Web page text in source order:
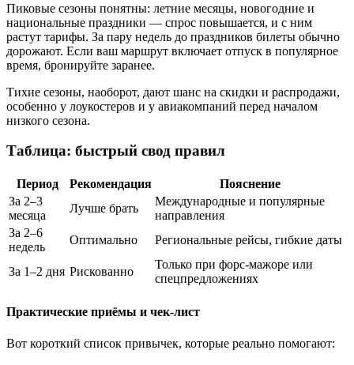
Пиковые сезоны понятны: летние месяцы, новогодние и
национальные праздники — спрос повышается, и с ним
растут тарифы. За пару недель до праздников билеты обычно
дорожают. Если ваш маршрут включает отпуск в популярное
время, бронируйте заранее.
Тихие сезоны, наоборот, дают шанс на скидки и распродажи,
особенно у лоукостеров и у авиакомпаний перед началом
низкого сезона.
Таблица: быстрый свод правил
Период Рекомендация
Пояснение
За 2–3
месяца
Лучше брать
Международные и популярные
направления
За 2–6
недель
Оптимально Региональные рейсы, гибкие даты
За 1–2 дня Рискованно
Только при форс-мажоре или
спецпредложениях
Практические приёмы и чек-лист
Вот короткий список привычек, которые реально помогают: